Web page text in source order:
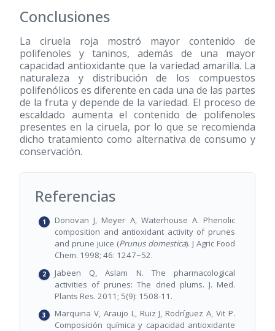
Conclusiones
La ciruela roja mostró mayor contenido de
polifenoles y taninos, además de una mayor
capacidad antioxidante que la variedad amarilla. La
naturaleza y distribución de los compuestos
polifenólicos es diferente en cada una de las partes
de la fruta y depende de la variedad. El proceso de
escaldado aumenta el contenido de polifenoles
presentes en la ciruela, por lo que se recomienda
dicho tratamiento como alternativa de consumo y
conservación.
Referencias
Donovan J, Meyer A, Waterhouse A. Phenolic
composition and antioxidant activity of prunes
and prune juice (Prunus domestica). J Agric Food
Chem. 1998; 46: 1247−52.
Jabeen Q, Aslam N. The pharmacological
activities of prunes: The dried plums. J. Med.
Plants Res. 2011; 5(9): 1508-11.
Marquina V, Araujo L, Ruiz J, Rodríguez A, Vit P.
Composición química y capacidad antioxidante